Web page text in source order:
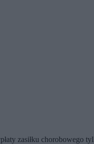
zasiłku chorobowego